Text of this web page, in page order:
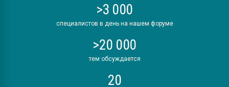
>3 000
специалистов в день на нашем форуме
>20 000
тем обсуждается
20